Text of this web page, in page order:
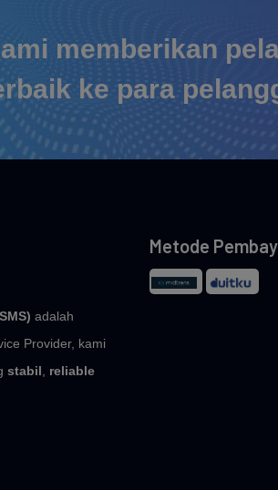
memberikan
ke para
adalah
Provider, kami
stabil
reliable
Metode